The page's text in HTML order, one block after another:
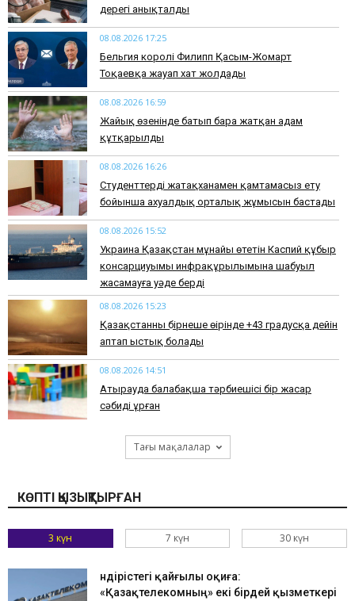
дерегі анықталды
08.08.2026 17:25
Бельгия королі Филипп Қасым-Жомарт
Тоқаевқа жауап хат жолдады
08.08.2026 16:59
Жайық өзенінде батып бара жатқан адам
құтқарылды
08.08.2026 16:26
Студенттерді жатақханамен қамтамасыз ету
бойынша ахуалдық орталық жұмысын бастады
08.08.2026 15:52
Украина Қазақстан мұнайы өтетін Каспий құбыр
консарциуымы инфрақұрылымына шабуыл
жасамауға уәде берді
08.08.2026 15:23
Қазақстанның бірнеше өңірінде +43 градусқа дейін
аптап ыстық болады
08.08.2026 14:51
Атырауда балабақша тәрбиешісі бір жасар
сәбиді ұрған
Тағы мақалалар
КӨПТІ ҚЫЗЫҚТЫРҒАН
3 күн 7 күн 30 күн
Өндірістегі қайғылы оқиға:
«Қазақтелекомның» екі бірдей қызметкері